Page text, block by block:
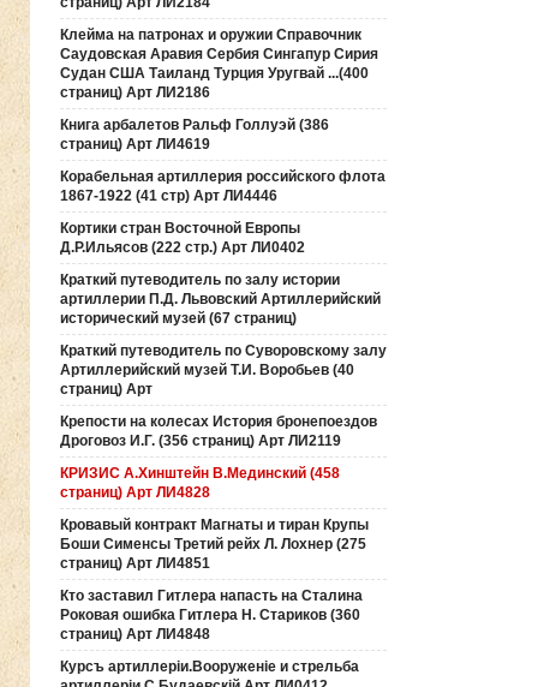
Клейма на патронах и оружии Справочник
Саудовская Аравия Сербия Сингапур Сирия
Судан США Таиланд Турция Уругвай ...(400
страниц) Арт ЛИ2186
Книга арбалетов Ральф Голлуэй (386
страниц) Арт ЛИ4619
Корабельная артиллерия российского флота
1867-1922 (41 стр) Арт ЛИ4446
Кортики стран Восточной Европы
Д.Р.Ильясов (222 стр.) Арт ЛИ0402
Краткий путеводитель по залу истории
артиллерии П.Д. Львовский Артиллерийский
исторический музей (67 страниц)
Краткий путеводитель по Суворовскому залу
Артиллерийский музей Т.И. Воробьев (40
страниц) Арт
Крепости на колесах История бронепоездов
Дроговоз И.Г. (356 страниц) Арт ЛИ2119
КРИЗИС А.Хинштейн В.Мединский (458
страниц) Арт ЛИ4828
Кровавый контракт Магнаты и тиран Крупы
Боши Сименсы Третий рейх Л. Лохнер (275
страниц) Арт ЛИ4851
Кто заставил Гитлера напасть на Сталина
Роковая ошибка Гитлера Н. Стариков (360
страниц) Арт ЛИ4848
Курсъ артиллерiи.Вооруженiе и стрельба